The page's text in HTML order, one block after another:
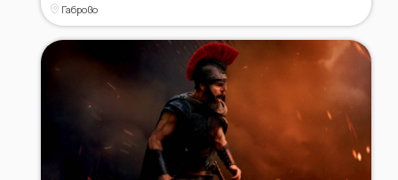
Габрово